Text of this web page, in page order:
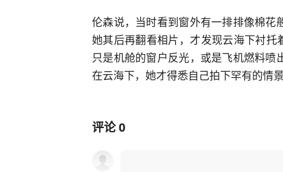
伦森说，当时看到窗外有一排排像棉花
她其后再翻看相片，才发现云海下衬
只是机舱的窗户反光，或是飞机燃料
在云海下，她才得悉自己拍下罕有的情景
评论0